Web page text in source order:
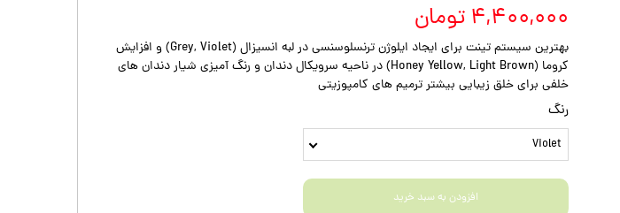
۴,۴۰۰,۰۰۰ تومان
بهترین سیستم تینت برای ایجاد ایلوژن ترنسلوسنسی در لبه انسیزال (Grey, Violet) و افزایش
کروما (Honey Yellow, Light Brown) در ناحیه سرویکال دندان و رنگ آمیزی شیار دندان های
خلفی برای خلق زیبایی بیشتر ترمیم های کامپوزیتی
رنگ
Violet
افزودن به سبد خرید